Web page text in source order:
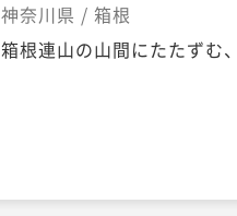
神奈川県 / 箱根
箱根連山の山間にたたずむ